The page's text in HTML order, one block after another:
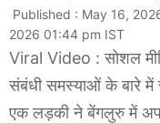
Published : May 16,
2026 01:44 pm IST
Viral Video : सोशल
संबंधी समस्याओं के बारे में
एक लड़की ने बेंगलुरु में अपने